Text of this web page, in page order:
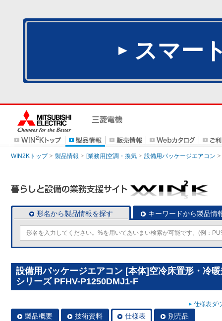
スマー
WIN2Kトップ 製品情報 [業務用]空調・換気 設備用パッケージエアコン
形名から製品情報を探す キーワードから製品情
設備用パッケージエアコン [本体]空冷床置形・冷
シリーズ PFHV-P1250DMJ1-F
仕様表ダ
製品概要 技術資料 仕様表 別売品